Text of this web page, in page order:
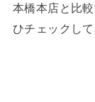
本橋本店と比
ひチェックし